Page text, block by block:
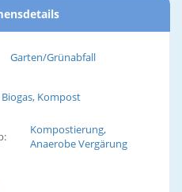
Garten/Grünabfall
Biogas, Kompost
Kompostierung,
Anaerobe Vergärung